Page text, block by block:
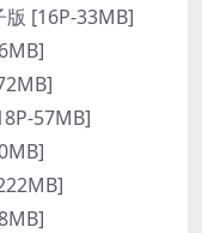
版 [16P-33MB]
57MB]